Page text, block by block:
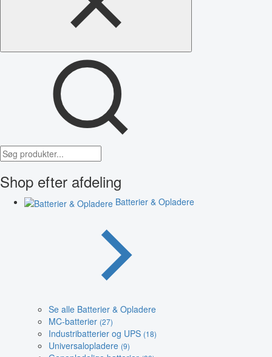
Shop efter afdeling
Batterier & Opladere
Se alle Batterier & Opladere
MC-batterier (27)
Industribatterier og UPS (18)
Universalopladere (9)